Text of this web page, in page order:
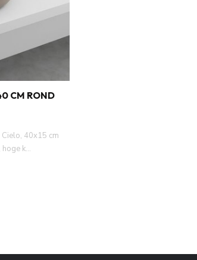
CM ROND
40x15 cm
k...